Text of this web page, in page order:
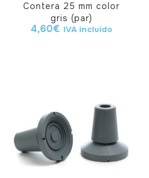
Contera 25 mm color
gris (par)
4,60€ IVA incluido